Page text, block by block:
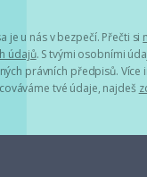
je u nás v bezpečí. Přečti si
údajů. S tvými osobními
právních předpisů. Více
tvé údaje, najdeš